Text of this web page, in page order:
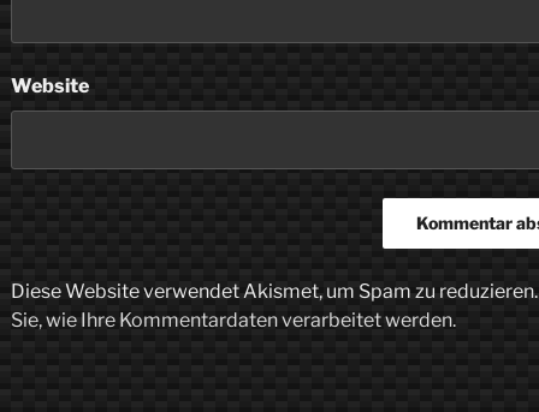
Website
Diese Website verwendet Akismet, um Spam zu reduzieren.
Sie, wie Ihre Kommentardaten verarbeitet werden.